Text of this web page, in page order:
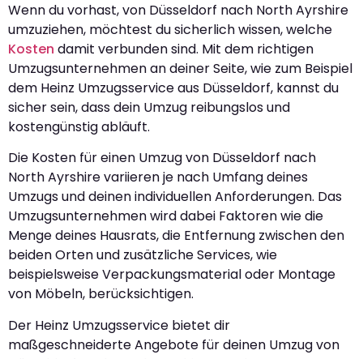
Wenn du vorhast, von Düsseldorf nach North Ayrshire
umzuziehen, möchtest du sicherlich wissen, welche
Kosten damit verbunden sind. Mit dem richtigen
Umzugsunternehmen an deiner Seite, wie zum Beispiel
dem Heinz Umzugsservice aus Düsseldorf, kannst du
sicher sein, dass dein Umzug reibungslos und
kostengünstig abläuft.
Die Kosten für einen Umzug von Düsseldorf nach
North Ayrshire variieren je nach Umfang deines
Umzugs und deinen individuellen Anforderungen. Das
Umzugsunternehmen wird dabei Faktoren wie die
Menge deines Hausrats, die Entfernung zwischen den
beiden Orten und zusätzliche Services, wie
beispielsweise Verpackungsmaterial oder Montage
von Möbeln, berücksichtigen.
Der Heinz Umzugsservice bietet dir
maßgeschneiderte Angebote für deinen Umzug von